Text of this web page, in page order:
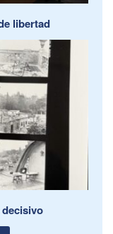
libertad